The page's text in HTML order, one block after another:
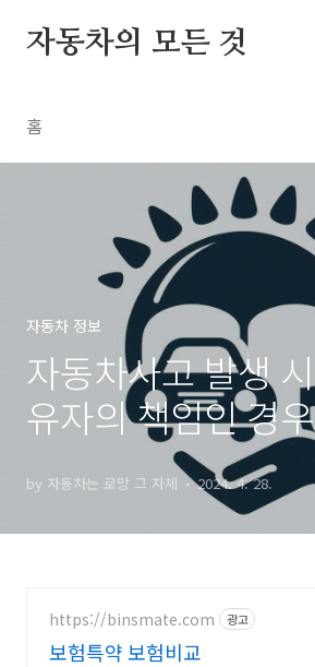
자동차의 모든 것
홈
자동차 정보
자동차사고 발생
유자의 책임인 경
약 대비하는 방법
by 자동차는 로망 그 자체 2024. 4. 28.
https://binsmate.com 광고
보험특약 보험비교